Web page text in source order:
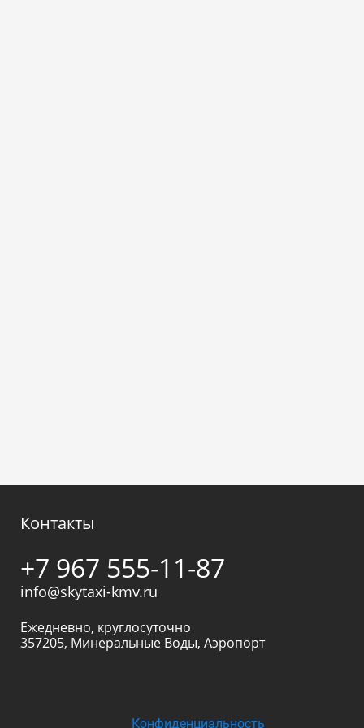
Контакты
+7 967 555-11-87
info@skytaxi-kmv.ru
Ежедневно, круглосуточно
357205, Минеральные Воды, Аэропорт
Конфиденциальность